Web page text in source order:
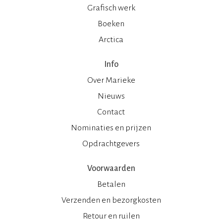
Grafisch werk
Boeken
Arctica
Info
Over Marieke
Nieuws
Contact
Nominaties en prijzen
Opdrachtgevers
Voorwaarden
Betalen
Verzenden en bezorgkosten
Retour en ruilen